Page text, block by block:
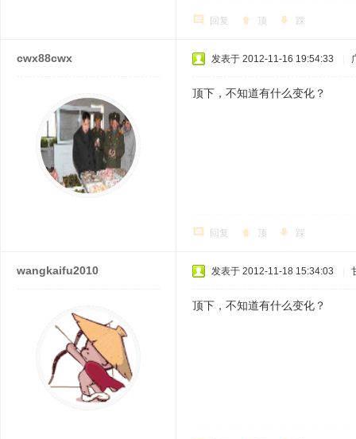
回复 顶 踩
cwx88cwx 发表于 2012-11-16 19:54:33
顶下，不知道有什么变化？
回复 顶 踩
wangkaifu2010 发表于 2012-11-18 15:34:03
顶下，不知道有什么变化？